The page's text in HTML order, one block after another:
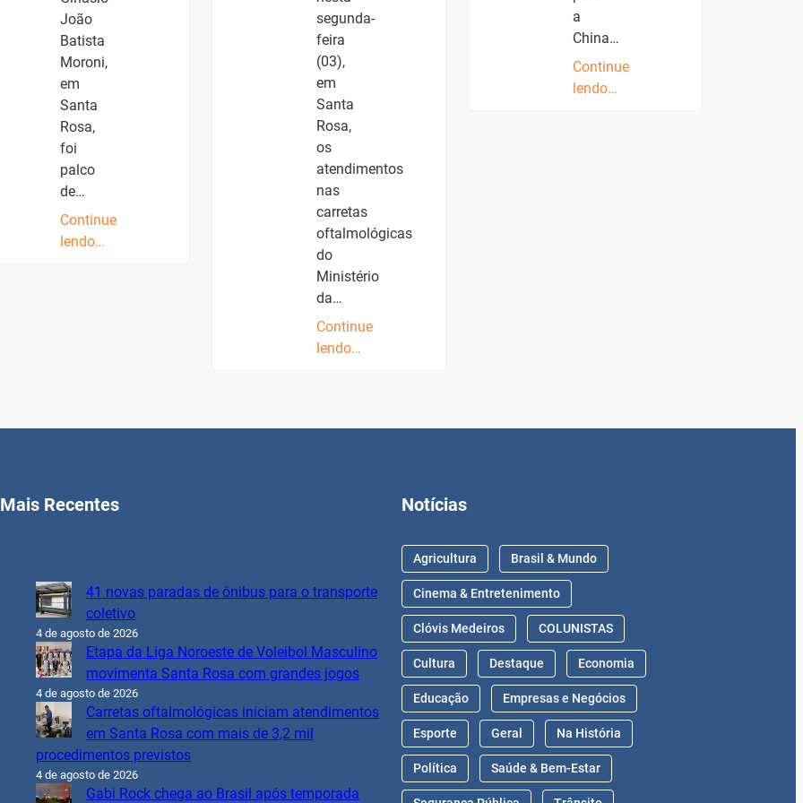
João
Batista
Moroni,
em
Santa
Rosa,
foi
palco
de…
Continue
lendo…
segunda-
feira
(03),
em
Santa
Rosa,
os
atendimentos
nas
carretas
oftalmológicas
do
Ministério
da…
Continue
lendo…
a
China…
Continue
lendo…
Mais Recentes
41 novas paradas de ônibus para o transporte
coletivo
4 de agosto de 2026
Etapa da Liga Noroeste de Voleibol Masculino
movimenta Santa Rosa com grandes jogos
4 de agosto de 2026
Carretas oftalmológicas iniciam atendimentos
em Santa Rosa com mais de 3,2 mil
procedimentos previstos
4 de agosto de 2026
Gabi Rock chega ao Brasil após temporada
Notícias
Agricultura Brasil & Mundo
Cinema & Entretenimento
Clóvis Medeiros COLUNISTAS
Cultura Destaque Economia
Educação Empresas e Negócios
Esporte Geral Na História
Política Saúde & Bem-Estar